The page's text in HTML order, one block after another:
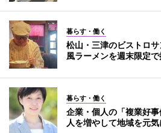
暮らす・働く
松山・三津のビストロ
風ラーメンを週末限定
暮らす・働く
企業・個人の「複業好
人を増やして地域を元気